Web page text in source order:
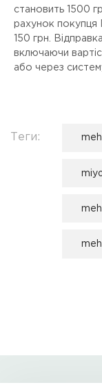
становить 1500
рахунок покупця
150 грн.
включаючи
або через
Теги: